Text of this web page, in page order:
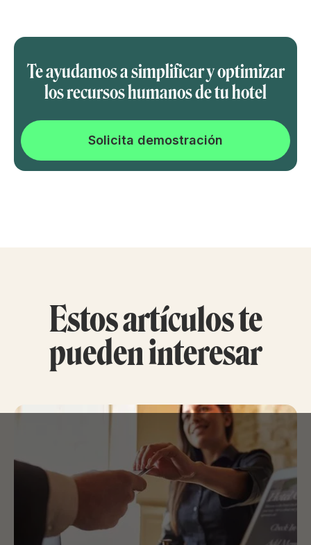
Te ayudamos a simplificar y optimizar
los recursos humanos de tu hotel
Solicita demostración
Estos artículos te
pueden interesar